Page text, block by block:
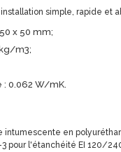
simple, rapide et
x 50 mm;
m3;
0.062 W/mK.
intumescente en
3 pour l'étanchéité EI 120/